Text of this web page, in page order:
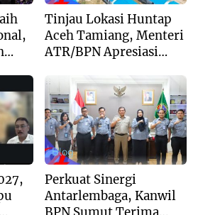
Tinjau Lokasi Huntap
Aceh Tamiang, Menteri
ATR/BPN Apresiasi
Buddha Tzu Chi dan
Aguan
Blog
Perkuat Sinergi
Antarlembaga, Kanwil